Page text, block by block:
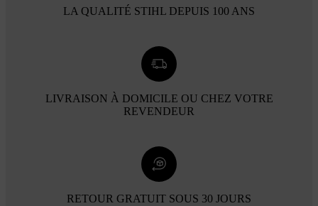
LA QUALITÉ STIHL DEPUIS 100 ANS
LIVRAISON À DOMICILE OU CHEZ VOTRE
REVENDEUR
RETOUR GRATUIT SOUS 30 JOURS